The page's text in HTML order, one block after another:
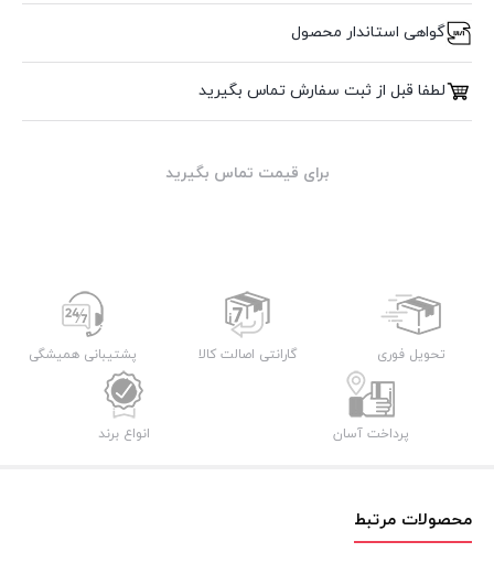
گواهی استاندار محصول
لطفا قبل از ثبت سفارش تماس بگیرید
برای قیمت تماس بگیرید
تحویل فوری گارانتی اصالت کالا پشتیبانی همیشگی
پرداخت آسان انواع برند
محصولات مرتبط